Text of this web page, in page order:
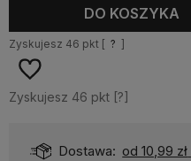
DO KOSZYKA
Zyskujesz 46 pkt [ ? ]
Zyskujesz 46 pkt [?]
Dostawa: od 10,99 zł